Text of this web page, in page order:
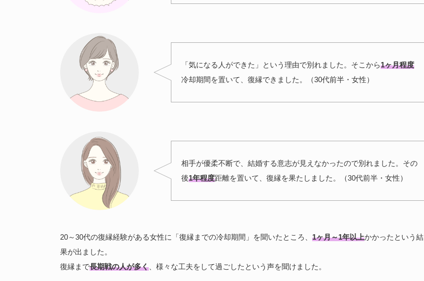
「気になる人ができた」という理由で別れました。そこから1ヶ月程度
冷却期間を置いて、復縁できました。（30代前半・女性）
相手が優柔不断で、結婚する意志が見えなかったので別れました。その
後1年程度距離を置いて、復縁を果たしました。（30代前半・女性）
20～30代の復縁経験がある女性に「復縁までの冷却期間」を聞いたところ、 1ヶ月～1年以上かかったという結
果が出ました。
復縁まで長期戦の人が多く 、様々な工夫をして過ごしたという声を聞けました。